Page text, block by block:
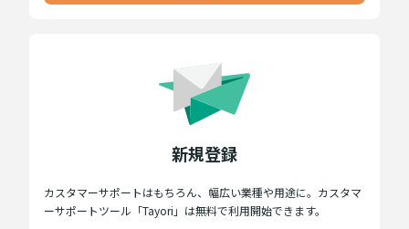
新規登録
カスタマーサポートはもちろん、幅広い業種や用途に。カスタマ
ーサポートツール「Tayori」は無料で利用開始できます。